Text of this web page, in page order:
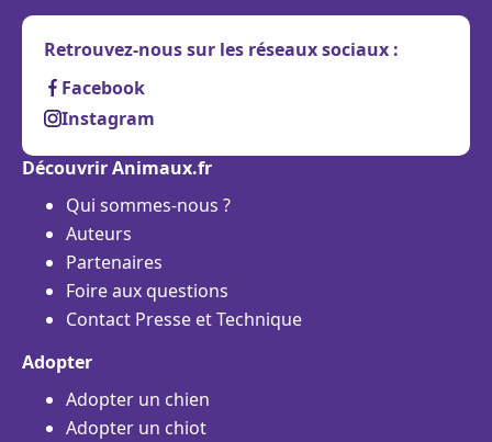
Retrouvez-nous sur les réseaux sociaux :
Facebook
Instagram
Découvrir Animaux.fr
Qui sommes-nous ?
Auteurs
Partenaires
Foire aux questions
Contact Presse et Technique
Adopter
Adopter un chien
Adopter un chiot